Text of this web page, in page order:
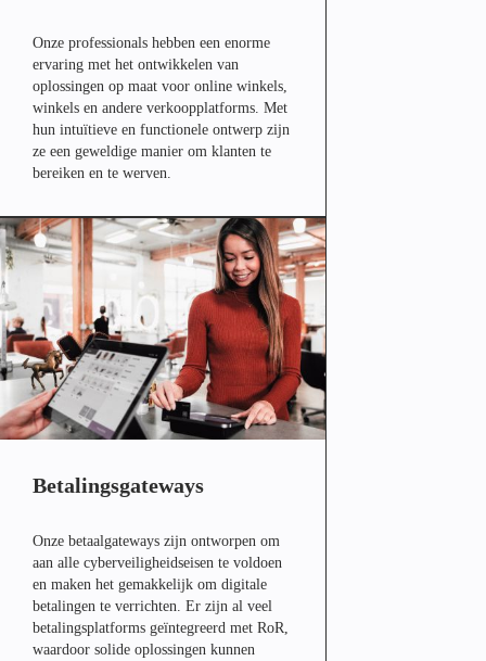
Onze professionals hebben een enorme
ervaring met het ontwikkelen van
oplossingen op maat voor online winkels,
winkels en andere verkoopplatforms. Met
hun intuïtieve en functionele ontwerp zijn
ze een geweldige manier om klanten te
bereiken en te werven.
Betalingsgateways
Onze betaalgateways zijn ontworpen om
aan alle cyberveiligheidseisen te voldoen
en maken het gemakkelijk om digitale
betalingen te verrichten. Er zijn al veel
betalingsplatforms geïntegreerd met RoR,
waardoor solide oplossingen kunnen